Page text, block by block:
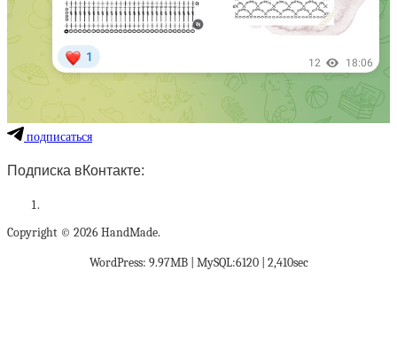
подписаться
Подписка вКонтакте:
Copyright © 2026 HandMade.
WordPress: 9.97MB | MySQL:6120 | 2,410sec